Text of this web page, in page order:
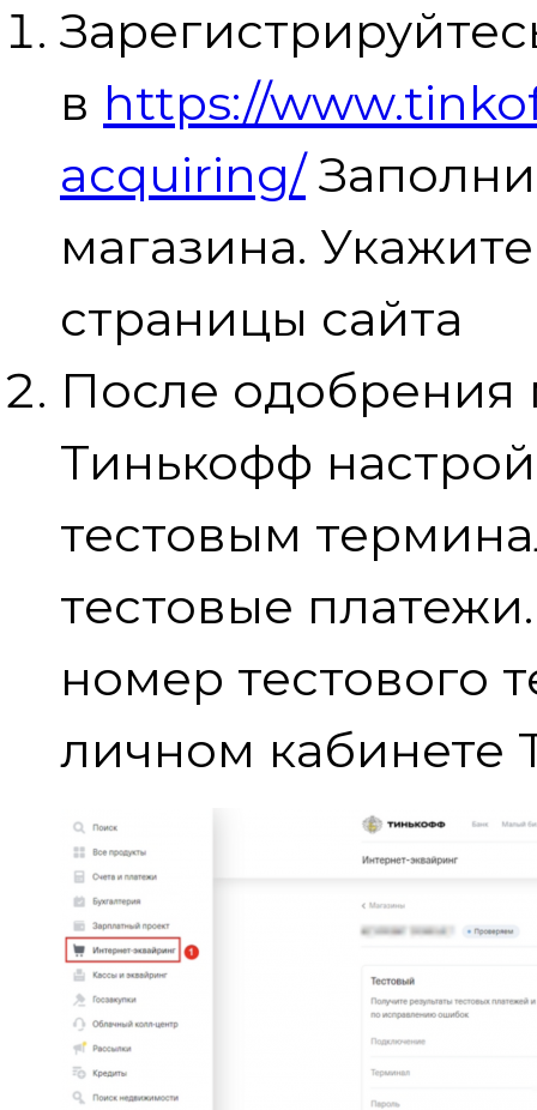
в https://
acquiring/
магазина.
страницы сайта
После
Тинькофф
тестовым
тестовые
номер тестового
личном кабинете